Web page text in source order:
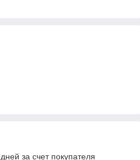
за счет покупателя